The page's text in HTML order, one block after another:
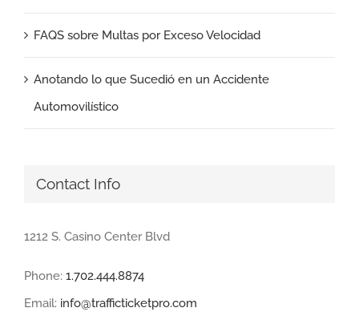
FAQS sobre Multas por Exceso Velocidad
Anotando lo que Sucedió en un Accidente
Automovilístico
Contact Info
1212 S. Casino Center Blvd
Phone: 1.702.444.8874
Email: info@trafficticketpro.com